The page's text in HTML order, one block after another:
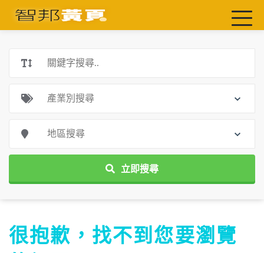
首頁
工商服務
立即搜尋
很抱歉，找不到您要瀏覽